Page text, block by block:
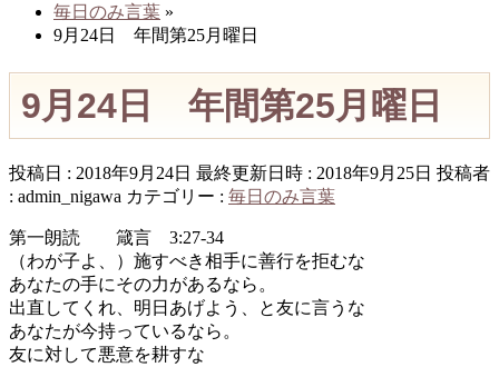
毎日のみ言葉 »
9月24日 年間第25月曜日
9月24日 年間第25月曜日
投稿日 : 2018年9月24日 最終更新日時 : 2018年9月25日 投稿者
: admin_nigawa カテゴリー : 毎日のみ言葉
第一朗読 箴言 3:27-34
（わが子よ、）施すべき相手に善行を拒むな
あなたの手にその力があるなら。
出直してくれ、明日あげよう、と友に言うな
あなたが今持っているなら。
友に対して悪意を耕すな